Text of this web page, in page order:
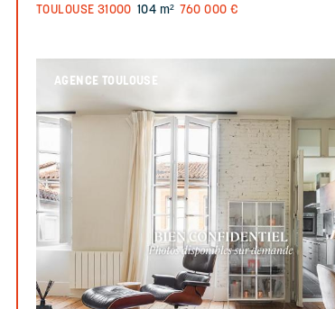
TOULOUSE 31000 104 m² 760 000 €
AGENCE TOULOUSE